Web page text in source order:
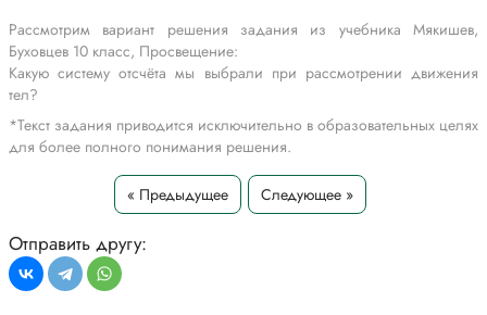
Рассмотрим вариант решения задания из учебника Мякишев,
Буховцев 10 класс, Просвещение:
Какую систему отсчёта мы выбрали при рассмотрении движения
тел?
*Текст задания приводится исключительно в образовательных целях
для более полного понимания решения.
« Предыдущее Следующее »
Отправить другу: